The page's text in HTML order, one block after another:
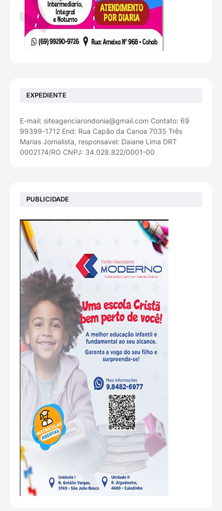
EXPEDIENTE
E-mail: siteagenciarondonia@gmail.com Contato: 69
99399-1712 End: Rua Capão da Canoa 7035 Três
Marias Jornalista, responsavel: Daiane Lima DRT
0002174/RO CNPJ: 34.028.822/0001-00
PUBLICIDADE